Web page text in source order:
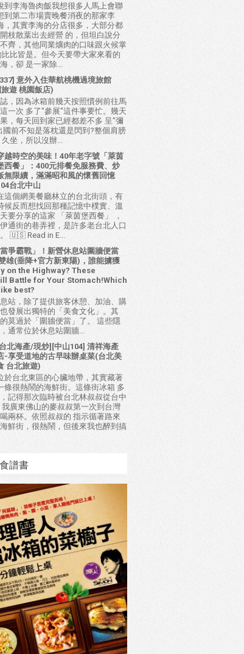
到李海魯肉飯我想很多人馬上會聯
到第二市場賣晚餐消夜的那家李
，其實李海的分店很多，大部分都
枝散葉出去經營 的，但坦白說分
齊，其他同業爌肉的口味跟火候掌
比皆是。但今天要帶大家來看的
，卻 是一家除...
意外入住華航桃機過境旅館
遊 桃園飯店)
，因為冰箱前幾天按照慣例前往馬
一次 多了"參展"這件事要忙。幾天
，每天回到家已經都差不多 呈"彌
國前不知是落枕還是閃到?整個肩膀
坐，所以沒辦...
越時空的美味！40年老字號「萊茵
西餐」：400元排餐免服務費、炒
無限續，滿滿昭和風的懷舊回憶
台北中山
這個網美餐廳林立的台北街頭，有
候反而想找回那種記憶中樸實、溫
要分享的這家 「萊茵堡西餐」 ，
通街的巷弄裡，是許多老台北人口
🇺🇸 Read in E...
爭霸戰」！新營休息站圍牆便當
雄(垂降+官方新東陽)，誰能擄獲
on the Highway? These
Battle for Your Stomach!Which
best?
站，除了提供旅客休憩、加油、購
發展出獨特的「美食文化」。其
莫過於「圍牆便當」了。 這些隱
通常位於休息站圍牆...
北海產/現炒][中山104] 清祥海產
-享受道地的古早味辦桌菜(台北美
台北旅遊)
於台北東區的心臟地帶，其實藏著
條很熱鬧的海鮮街。這條街冰箱 多
記得那次臨時被台北林叔叔從台中
廣東佛山的麥叔叔第一次到台灣
兩杯。依照叔叔的 指示循著路來
鮮街，很熱鬧，但後來我也醉到搞
譜書